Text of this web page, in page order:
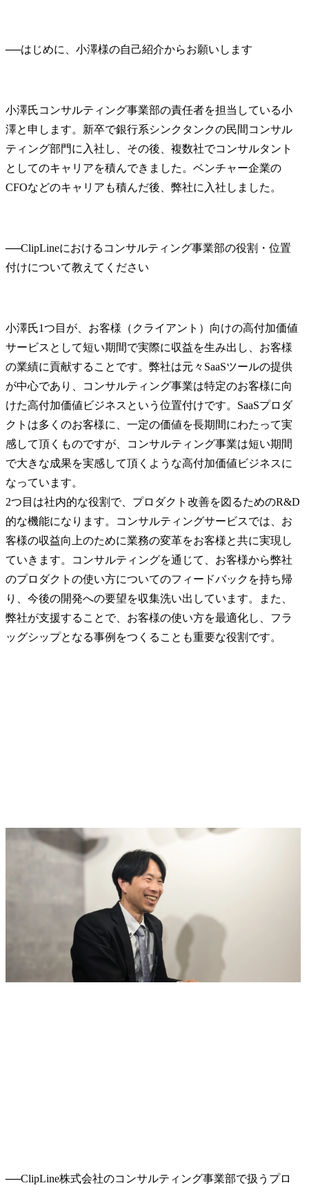
──
小澤氏コンサルティング事業部の責任者を担当している小
澤と申します。新卒で銀行系シンクタンクの民間コンサル
ティング部門に入社し、その後、複数社でコンサルタント
としてのキャリアを積んできました。ベンチャー企業の
CFOなどのキャリアも積んだ後、弊社に入社しました。
──ClipLineにおけるコンサルティング事業部の役割・位置
小澤氏1つ目が、お客様（クライアント）向けの高付加価値
サービスとして短い期間で実際に収益を生み出し、お客様
の業績に貢献することです。弊社は元々SaaSツールの提供
が中心であり、コンサルティング事業は特定のお客様に向
けた高付加価値ビジネスという位置付けです。SaaSプロダ
クトは多くのお客様に、一定の価値を長期間にわたって実
感して頂くものですが、コンサルティング事業は短い期間
で大きな成果を実感して頂くような高付加価値ビジネスに
なっています。
2つ目は社内的な役割で、プロダクト改善を図るためのR&D
的な機能になります。コンサルティングサービスでは、お
客様の収益向上のために業務の変革をお客様と共に実現し
ていきます。コンサルティングを通じて、お客様から弊社
のプロダクトの使い方についてのフィードバックを持ち帰
り、今後の開発への要望を収集洗い出しています。また、
弊社が支援することで、お客様の使い方を最適化し、フラ
ッグシップとなる事例をつくることも重要な役割です。
──ClipLine株式会社のコンサルティング事業部で扱うプロ